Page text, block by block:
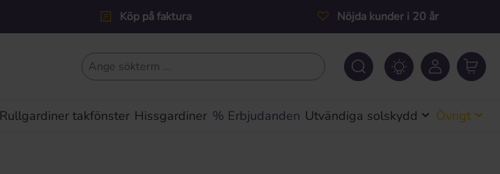
Köp på faktura Nöjda kunder i 20 år
Rullgardiner takfönster Hissgardiner % Erbjudanden Utvändiga solskydd Övrigt